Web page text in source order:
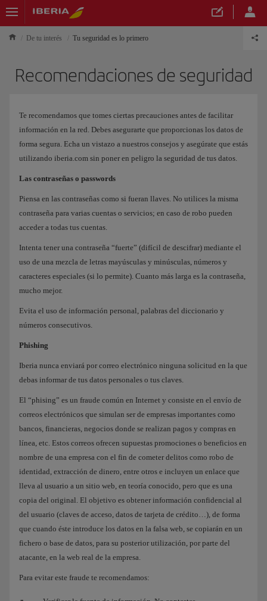
De tu interés Tu seguridad es lo primero
Recomendaciones de seguridad
Te recomendamos que tomes ciertas precauciones antes de facilitar
información en la red. Debes asegurarte que proporcionas los datos de
forma segura. Echa un vistazo a nuestros consejos y asegúrate que estás
utilizando iberia.com sin poner en peligro la seguridad de tus datos.
Las contraseñas o passwords
Piensa en las contraseñas como si fueran llaves. No utilices la misma
contraseña para varias cuentas o servicios; en caso de robo pueden
acceder a todas tus cuentas.
Intenta tener una contraseña “fuerte” (difícil de descifrar) mediante el
uso de una mezcla de letras mayúsculas y minúsculas, números y
caracteres especiales (si lo permite). Cuanto más larga es la contraseña,
mucho mejor.
Evita el uso de información personal, palabras del diccionario y
números consecutivos.
Phishing
Iberia nunca enviará por correo electrónico ninguna solicitud en la que
debas informar de tus datos personales o tus claves.
El “phising” es un fraude común en Internet y consiste en el envío de
correos electrónicos que simulan ser de empresas importantes como
bancos, financieras, negocios donde se realizan pagos y compras en
línea, etc. Estos correos ofrecen supuestas promociones o beneficios en
nombre de una empresa con el fin de cometer delitos como robo de
identidad, extracción de dinero, entre otros e incluyen un enlace que
lleva al usuario a un sitio web, en teoría conocido, pero que es una
copia del original. El objetivo es obtener información confidencial al
del usuario (claves de acceso, datos de tarjeta de crédito…), de forma
que cuando éste introduce los datos en la falsa web, se copiarán en un
fichero o base de datos, para su posterior utilización, por parte del
atacante, en la web real de la empresa.
Para evitar este fraude te recomendamos: